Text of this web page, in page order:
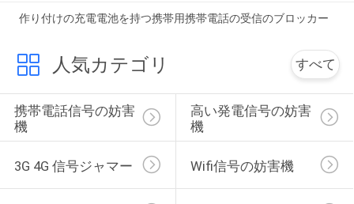
作り付けの充電電池を持つ携帯用携帯電話の受信のブロッカー
人気カテゴリ すべて
携帯電話信号の妨害
機
高い発電信号の妨害
機
3G 4G 信号ジャマー Wifi信号の妨害機